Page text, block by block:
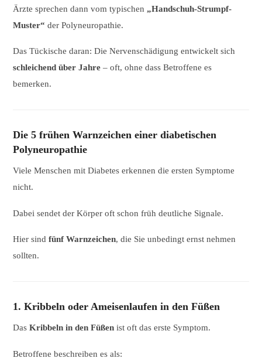
Ärzte sprechen dann vom typischen „Handschuh-Strumpf-
Muster“ der Polyneuropathie.
Das Tückische daran: Die Nervenschädigung entwickelt sich
schleichend über Jahre – oft, ohne dass Betroffene es
bemerken.
Die 5 frühen Warnzeichen einer diabetischen
Polyneuropathie
Viele Menschen mit Diabetes erkennen die ersten Symptome
nicht.
Dabei sendet der Körper oft schon früh deutliche Signale.
Hier sindfünf Warnzeichen, die Sie unbedingt ernst nehmen
sollten.
1. Kribbeln oder Ameisenlaufen in den Füßen
DasKribbeln in den Füßen ist oft das erste Symptom.
Betroffene beschreiben es als: